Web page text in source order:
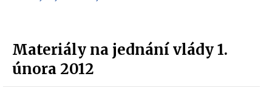
Materiály na jednání vlády 1.
února 2012